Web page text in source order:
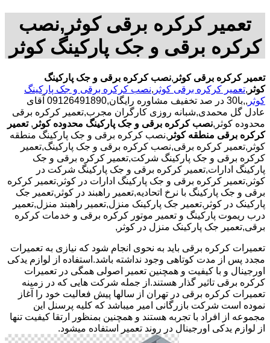
تعمیر کرکره برقی کوثر,نصب
کرکره برقی و جک پارکینگ کوثر
تعمیر کرکره برقی کوثر ,نصب کرکره برقی و جک پارکینگ
کوثر ,تعمیر کرکره برقی کوثر ,نصب کرکره برقی و جک پارکینگ
کوثر
,,با30 در صد تخفیف مشاوره رایگان,09126491890 آقای
عادل گل محمدی,شبانه روزی کارگران مجرب,تعمیر کرکره برقی
محدوده کوثر,نصب کرکره برقی و جک پارکینگ محدوده کوثر , تعمیر
کرکره برقی منطقه کوثر ,نصب کرکره برقی و جک پارکینگ منطقه
کوثر,تعمیر کرکره برقی,نصب کرکره برقی و جک پارکینگ,تعمیر
کرکره برقی و جک پارکینگ شرکت,تعمیر کرکره برقی و جک
پارکینگ ادارات,تعمیر کرکره برقی و جک پارکینگ شرکت در
کوثر,تعمیر کرکره برقی و جک پارکینگ ادارات در کوثر,تعمیر کرکره
برقی و جک پارکینگ با نرخ اتحادیه,تعمیر راهبند در کوثر,تعمیر جک
پارکینک در کوثر,تعمیر جک پارکینک منزل,تعمیر راهبند منزل,تعمیر
درب ریموت پارکینگ و تعمیر موتور کرکره برقی و خدمات کرکره
برقی,تعمیر جک پارکینک منزل در کوثر,
تعمیرات کرکره برقی باید به نحوی انجام شود که نیازی به تعمیرات
مجدد پس از مدت کوتاهی وجود نداشته باشد.استفاده از لوازم یدکی
اورجینال و با کیفیت و همچنین تعمیر اصولی همگی در تعمیرات
کرکره برقی تاثیر گذار هستند.از جمله شرکت هایی که در زمینه
تعمیرات کرکره برقی در تهران از سالها پیش فعالیت خود را آغاز
نموده است شرکت بازرگانی امیر میباشد که کلیه پرسنل این
مجموعه از افراد با تجربه هستند و همچنین بمنظور ارتقا کیفیت تنها
از لوازم یدکی اورجینال در روند تعمیر استفاده میشود.